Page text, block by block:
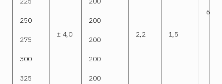
6000
250
275
300
325
± 4,0
200
200
200
200
2,2 1,5